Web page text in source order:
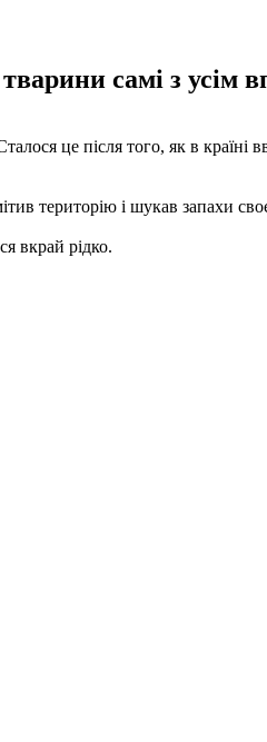
самі з усім
це після того, як в країні
територію і шукав запахи
вкрай рідко.